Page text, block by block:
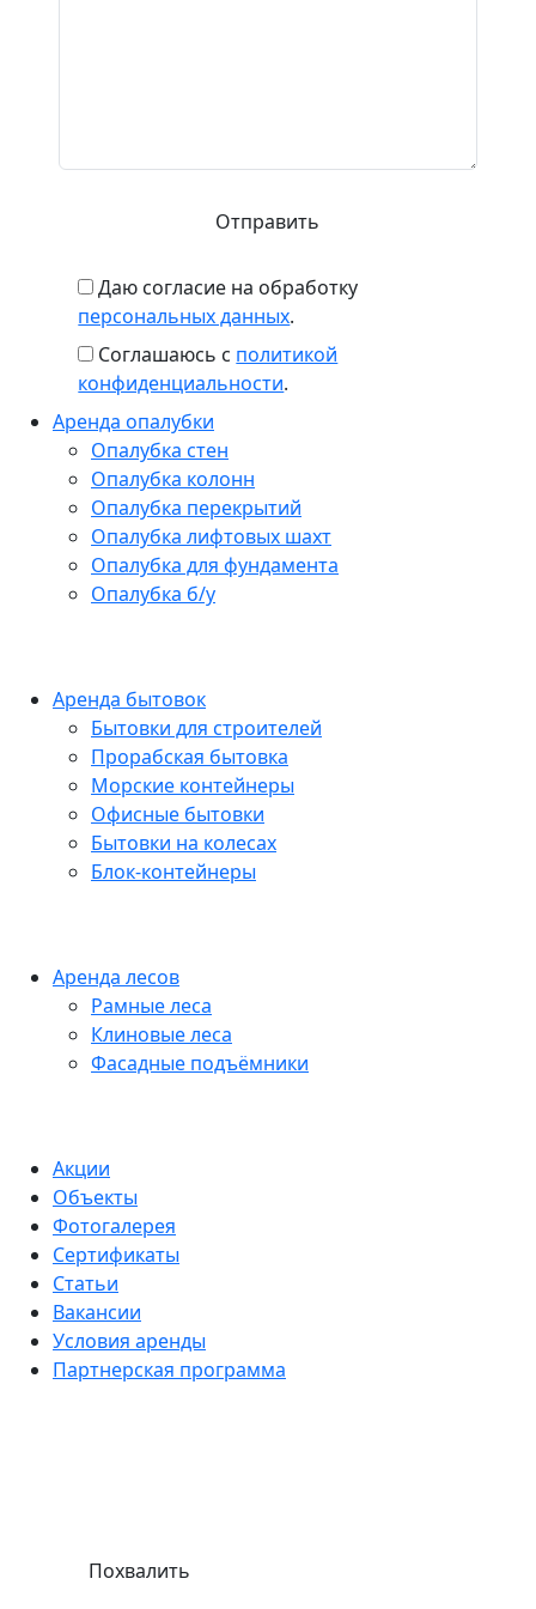
Даю согласие на обработку
персональных данных.
Соглашаюсь с политикой
конфиденциальности.
Аренда опалубки
Опалубка стен
Опалубка колонн
Опалубка перекрытий
Опалубка лифтовых шахт
Опалубка для фундамента
Опалубка б/у
Аренда бытовок
Бытовки для строителей
Прорабская бытовка
Морские контейнеры
Офисные бытовки
Бытовки на колесах
Блок-контейнеры
Аренда лесов
Рамные леса
Клиновые леса
Фасадные подъёмники
Акции
Объекты
Фотогалерея
Сертификаты
Статьи
Вакансии
Условия аренды
Партнерская программа
Похвалить